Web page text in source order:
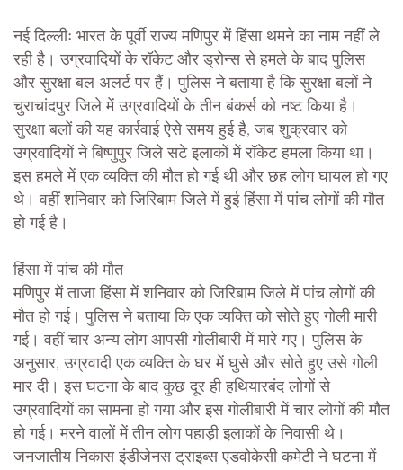
नई दिल्लीः भारत के पूर्वी राज्य मणिपुर में हिंसा थमने का नाम नहीं ले
रही है। उग्रवादियों के रॉकेट और ड्रोन्स से हमले के बाद पुलिस
और सुरक्षा बल अलर्ट पर हैं। पुलिस ने बताया है कि सुरक्षा बलों ने
चुराचांदपुर जिले में उग्रवादियों के तीन बंकर्स को नष्ट किया है।
सुरक्षा बलों की यह कार्रवाई ऐसे समय हुई है, जब शुक्रवार को
उग्रवादियों ने बिष्णुपुर जिले सटे इलाकों में रॉकेट हमला किया था।
इस हमले में एक व्यक्ति की मौत हो गई थी और छह लोग घायल हो गए
थे। वहीं शनिवार को जिरिबाम जिले में हुई हिंसा में पांच लोगों की मौत
हो गई है।
हिंसा में पांच की मौत
मणिपुर में ताजा हिंसा में शनिवार को जिरिबाम जिले में पांच लोगों की
मौत हो गई। पुलिस ने बताया कि एक व्यक्ति को सोते हुए गोली मारी
गई। वहीं चार अन्य लोग आपसी गोलीबारी में मारे गए। पुलिस के
अनुसार, उग्रवादी एक व्यक्ति के घर में घुसे और सोते हुए उसे गोली
मार दी। इस घटना के बाद कुछ दूर ही हथियारबंद लोगों से
उग्रवादियों का सामना हो गया और इस गोलीबारी में चार लोगों की मौत
हो गई। मरने वालों में तीन लोग पहाड़ी इलाकों के निवासी थे।
जनजातीय निकास इंडीजेनस ट्राइब्स एडवोकेसी कमेटी ने घटना में